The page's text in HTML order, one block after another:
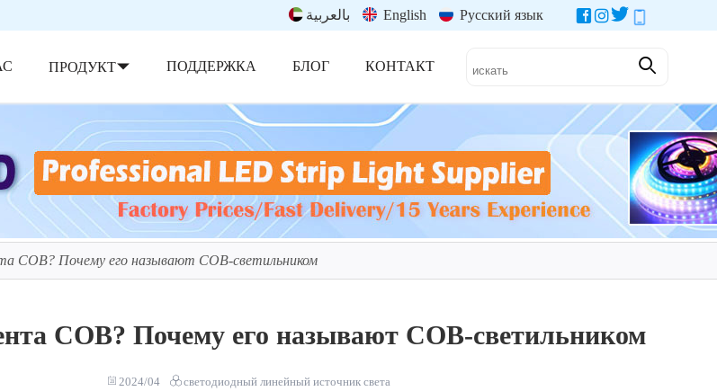
بالعربية English Русский язык
ПРОДУКТ ПОДДЕРЖКА БЛОГ КОНТАКТ
COB? Почему его называют COB-светильником
COB? Почему его называют COB-светильником
2024/04 светодиодный линейный источник света